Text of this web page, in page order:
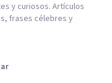
y curiosos. Artículos
frases célebres y